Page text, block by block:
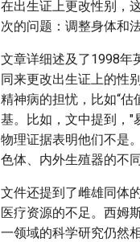
在出生证上更改性别，
次的问题：调整身体和
文章详细述及了1998年
同来更改出生证上的性
精神病的担忧，比如“
基。比如，文中提到，"
物理证据表明他们不是
色体、内外生殖器的不同
文件还提到了雌雄同体
医疗资源的不足。西姆
一领域的科学研究仍然